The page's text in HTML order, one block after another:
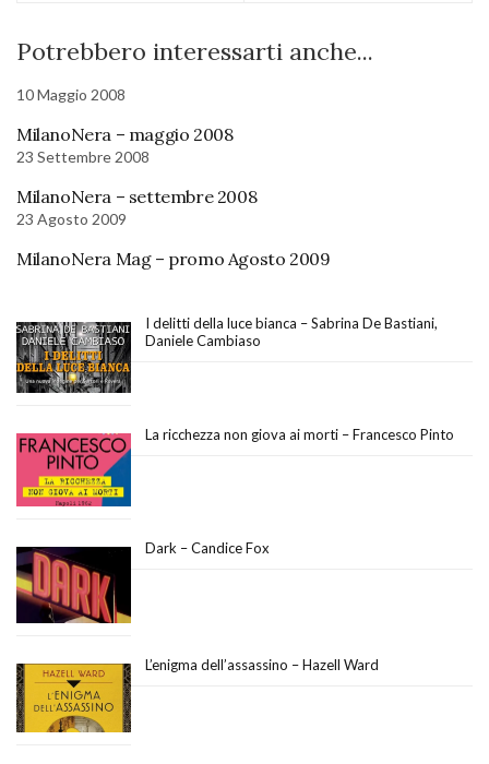
Potrebbero interessarti anche...
10 Maggio 2008
MilanoNera – maggio 2008
23 Settembre 2008
MilanoNera – settembre 2008
23 Agosto 2009
MilanoNera Mag – promo Agosto 2009
I delitti della luce bianca – Sabrina De Bastiani,
Daniele Cambiaso
La ricchezza non giova ai morti – Francesco Pinto
Dark – Candice Fox
L’enigma dell’assassino – Hazell Ward